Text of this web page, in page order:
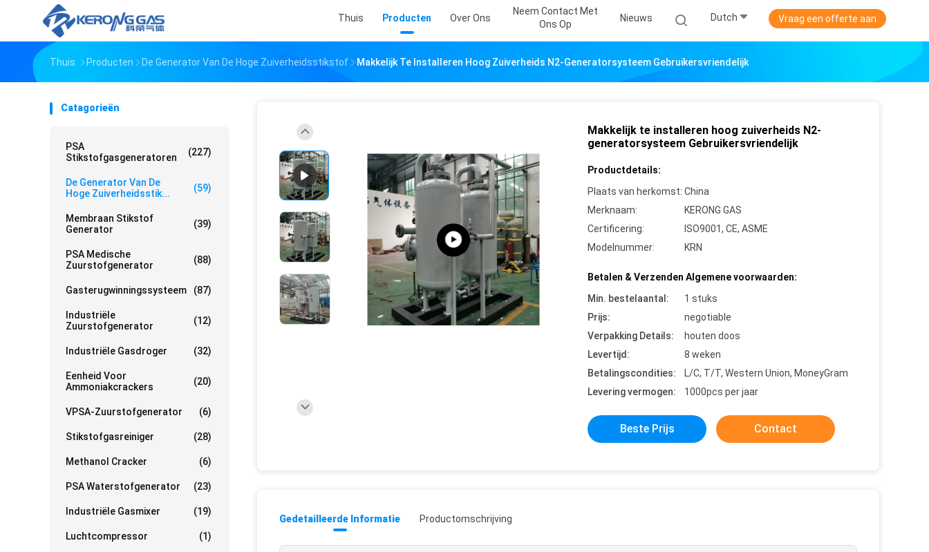
Thuis Producten Over Ons
Neem Contact Met
Ons Op
Nieuws Dutch Vraag een offerte aan
Thuis Producten De Generator Van De Hoge Zuiverheidsstikstof Makkelijk Te Installeren Hoog Zuiverheids N2-Generatorsysteem Gebruikersvriendelijk
Catagorieën
PSA
Stikstofgasgeneratoren
(227)
De Generator Van De
Hoge Zuiverheidsstik...
(59)
Membraan Stikstof
Generator
(39)
PSA Medische
Zuurstofgenerator
(88)
Gasterugwinningssysteem (87)
Industriële
Zuurstofgenerator
(12)
Industriële Gasdroger (32)
Eenheid Voor
Ammoniakcrackers
(20)
VPSA-Zuurstofgenerator (6)
Stikstofgasreiniger (28)
Methanol Cracker (6)
PSA Waterstofgenerator (23)
Industriële Gasmixer (19)
Luchtcompressor (1)
Makkelijk te installeren hoog zuiverheids N2-
generatorsysteem Gebruikersvriendelijk
Productdetails:
Plaats van herkomst: China
Merknaam:
KERONG GAS
Certificering:
ISO9001, CE, ASME
Modelnummer:
KRN
Betalen & Verzenden Algemene voorwaarden:
Min. bestelaantal:
1 stuks
Prijs:
negotiable
Verpakking Details:
houten doos
Levertijd:
8 weken
Betalingscondities:
L/C, T/T, Western Union, MoneyGram
Levering vermogen:
1000pcs per jaar
Beste Prijs Contact
Gedetailleerde Informatie Productomschrijving